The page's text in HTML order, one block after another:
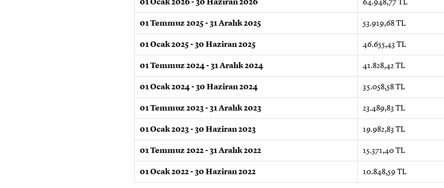
01 Ocak 2026 - 30 Haziran 2026 64.948,77 TL
01 Temmuz 2025 - 31 Aralık 2025 53.919,68 TL
01 Ocak 2025 - 30 Haziran 2025 46.655,43 TL
01 Temmuz 2024 - 31 Aralık 2024 41.828,42 TL
01 Ocak 2024 - 30 Haziran 2024 35.058,58 TL
01 Temmuz 2023 - 31 Aralık 2023 23.489,83 TL
01 Ocak 2023 - 30 Haziran 2023 19.982,83 TL
01 Temmuz 2022 - 31 Aralık 2022 15.371,40 TL
01 Ocak 2022 - 30 Haziran 2022 10.848,59 TL